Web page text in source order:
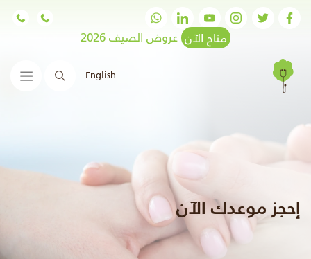
متاح الآن عروض الصيف 2026
English البحث
إحجز موعدك الآن